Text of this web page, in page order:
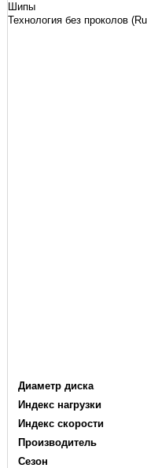
Шипы
Технология без проколов
Диаметр диска
Индекс нагрузки
Индекс скорости
Производитель
Сезон